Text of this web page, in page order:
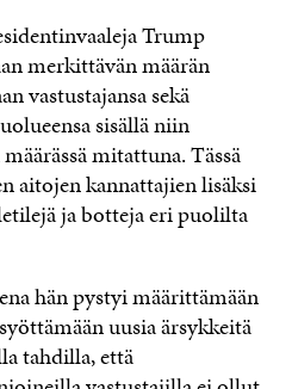
Trump
merkittävän määrän
vastustajansa sekä
sisällä niin
mitattuna. Tässä
aitojen kannattajien lisäksi
ja botteja eri puolilta
hän pystyi määrittämään
uusia ärsykkeitä
tahdilla, että